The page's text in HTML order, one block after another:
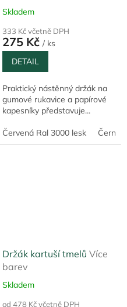
Skladem
333 Kč včetně DPH
275 Kč / ks
DETAIL
Praktický nástěnný držák na
gumové rukavice a papírové
kapesníky představuje...
Červená Ral 3000 lesk Černá
Držák kartuší tmelů Více
barev
Skladem
od 478 Kč včetně DPH